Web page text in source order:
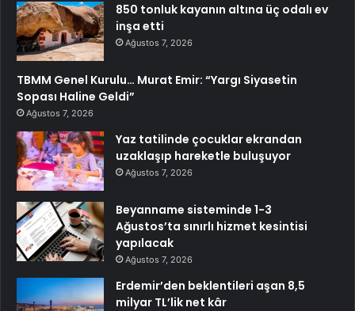
850 tonluk kayanın altına üç odalı ev
inşa etti
Ağustos 7, 2026
TBMM Genel Kurulu… Murat Emir: “Yargı Siyasetin
Sopası Haline Geldi”
Ağustos 7, 2026
Yaz tatilinde çocuklar ekrandan
uzaklaşıp hareketle buluşuyor
Ağustos 7, 2026
Beyanname sisteminde 1-3
Ağustos’ta sınırlı hizmet kesintisi
yapılacak
Ağustos 7, 2026
Erdemir’den beklentileri aşan 8,5
milyar TL’lik net kâr